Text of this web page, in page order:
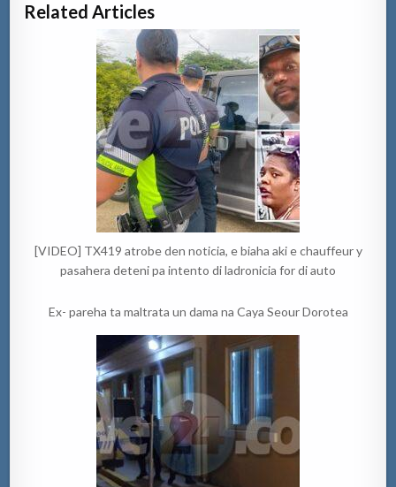
Related Articles
[VIDEO] TX419 atrobe den noticia, e biaha aki e chauffeur y
pasahera deteni pa intento di ladronicia for di auto
Ex- pareha ta maltrata un dama na Caya Seour Dorotea